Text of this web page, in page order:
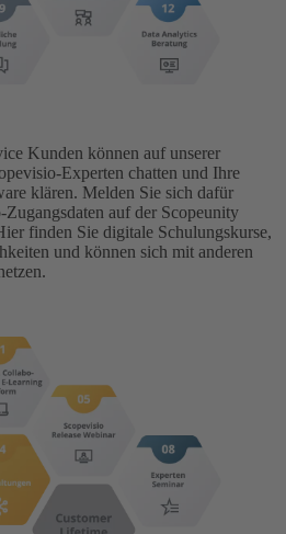
Kunden können auf unserer
Experten chatten und Ihre
klären. Melden Sie sich dafür
auf der Scopeunity
finden Sie digitale Schulungskurse,
und können sich mit anderen